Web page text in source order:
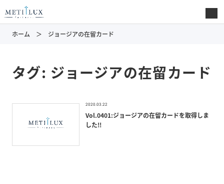
ホーム ジョージアの在留カード
タグ: ジョージアの在留カード
2020.03.22
Vol.0401:ジョージアの在留カードを取得しま
した!!